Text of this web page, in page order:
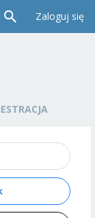
Zaloguj się